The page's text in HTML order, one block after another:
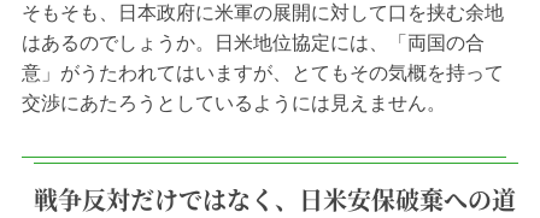
そもそも、日本政府に米軍の展開に対して口を挟む余地
はあるのでしょうか。日米地位協定には、「両国の合
意」がうたわれてはいますが、とてもその気概を持って
交渉にあたろうとしているようには見えません。
戦争反対だけではなく、日米安保破棄への道